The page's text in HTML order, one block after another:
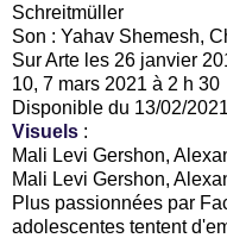
Schreitmüller
Son : Yahav Shemesh,
Sur Arte les 26 janvier
10, 7 mars 2021 à 2 h 30
Disponible du 13/02/
Visuels :
Mali Levi Gershon,
Mali Levi Gershon,
Plus passionnées par
adolescentes tentent